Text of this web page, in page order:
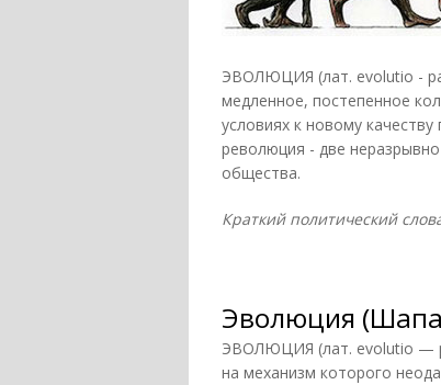
ЭВОЛЮЦИЯ (лат. evolutio -
медленное, постепенное
условиях к новому
революция - две
общества.
Краткий политический
Эволюция
ЭВОЛЮЦИЯ (лат. evolutio —
на механизм которого